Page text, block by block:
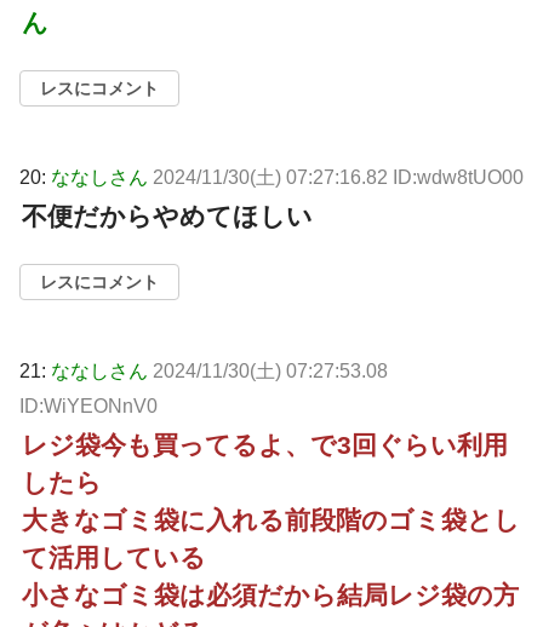
ん
レスにコメント
20: ななしさん 2024/11/30(土) 07:27:16.82 ID:wdw8tUO00
不便だからやめてほしい
レスにコメント
21: ななしさん 2024/11/30(土) 07:27:53.08
ID:WiYEONnV0
レジ袋今も買ってるよ、で3回ぐらい利用
したら
大きなゴミ袋に入れる前段階のゴミ袋とし
て活用している
小さなゴミ袋は必須だから結局レジ袋の方